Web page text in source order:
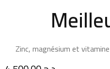
Zinc, magnésium et